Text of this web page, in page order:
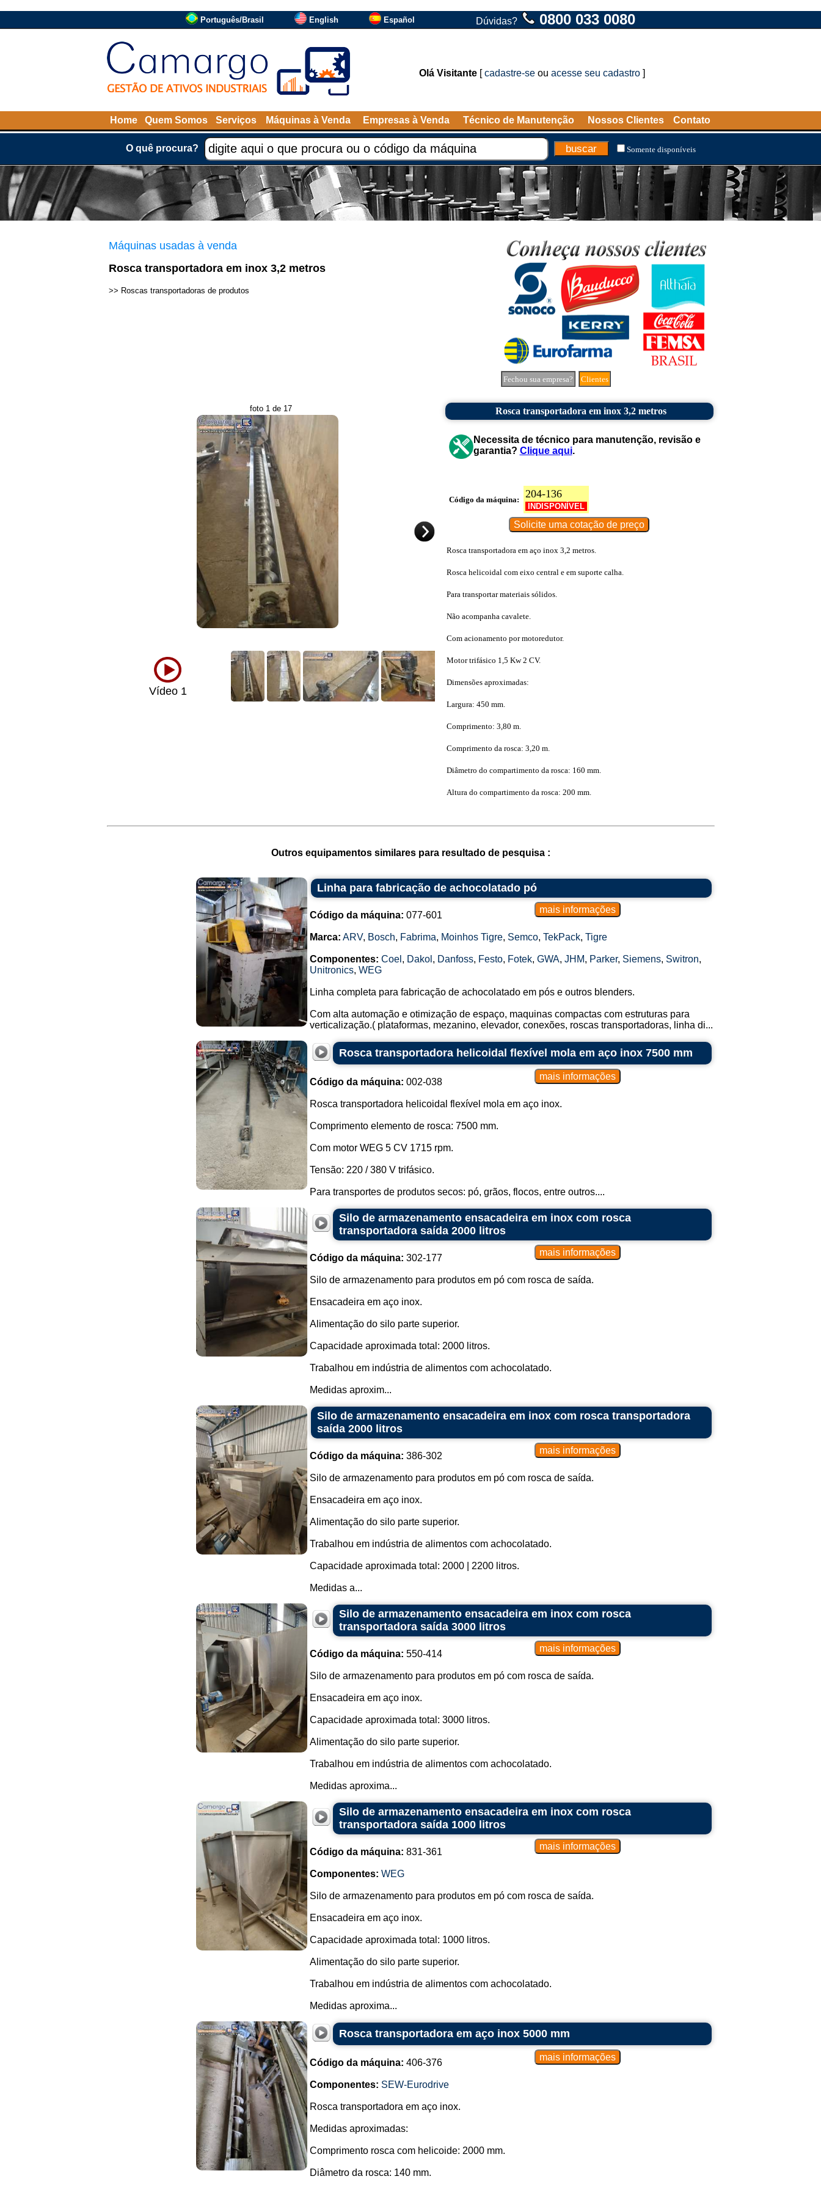
Português/Brasil English Español Dúvidas? 0800 033 0080
Olá Visitante [cadastre-se ou acesse seu cadastro ]
Home Quem Somos Serviços Máquinas à Venda Empresas à Venda Técnico de Manutenção Nossos Clientes Contato
O quê procura? Somente disponíveis
Máquinas usadas à venda
Rosca transportadora em inox 3,2 metros
>> Roscas transportadoras de produtos
Fechou sua empresa? Clientes
foto 1 de 17
Vídeo 1
Rosca transportadora em inox 3,2 metros
Necessita de técnico para manutenção, revisão e
garantia? Clique aqui.
Código da máquina: 204-136
INDISPONÍVEL
Rosca transportadora em aço inox 3,2 metros.
Rosca helicoidal com eixo central e em suporte calha.
Para transportar materiais sólidos.
Não acompanha cavalete.
Com acionamento por motoredutor.
Motor trifásico 1,5 Kw 2 CV.
Dimensões aproximadas:
Largura: 450 mm.
Comprimento: 3,80 m.
Comprimento da rosca: 3,20 m.
Diâmetro do compartimento da rosca: 160 mm.
Altura do compartimento da rosca: 200 mm.
Outros equipamentos similares para resultado de pesquisa :
Linha para fabricação de achocolatado pó
Código da máquina: 077-601
Marca: ARV, Bosch, Fabrima, Moinhos Tigre, Semco, TekPack, Tigre
Componentes: Coel , Dakol , Danfoss, Festo, Fotek, GWA, JHM, Parker, Siemens, Switron,
Unitronics, WEG
Linha completa para fabricação de achocolatado em pós e outros blenders.
Com alta automação e otimização de espaço, maquinas compactas com estruturas para
verticalização.( plataformas, mezanino, elevador, conexões, roscas transportadoras, linha di...
Rosca transportadora helicoidal flexível mola em aço inox 7500 mm
Código da máquina: 002-038
Rosca transportadora helicoidal flexível mola em aço inox.
Comprimento elemento de rosca: 7500 mm.
Com motor WEG 5 CV 1715 rpm.
Tensão: 220 / 380 V trifásico.
Para transportes de produtos secos: pó, grãos, flocos, entre outros....
Silo de armazenamento ensacadeira em inox com rosca
transportadora saída 2000 litros
Código da máquina: 302-177
Silo de armazenamento para produtos em pó com rosca de saída.
Ensacadeira em aço inox.
Alimentação do silo parte superior.
Capacidade aproximada total: 2000 litros.
Trabalhou em indústria de alimentos com achocolatado.
Medidas aproxim...
Silo de armazenamento ensacadeira em inox com rosca transportadora
saída 2000 litros
Código da máquina: 386-302
Silo de armazenamento para produtos em pó com rosca de saída.
Ensacadeira em aço inox.
Alimentação do silo parte superior.
Trabalhou em indústria de alimentos com achocolatado.
Capacidade aproximada total: 2000 | 2200 litros.
Medidas a...
Silo de armazenamento ensacadeira em inox com rosca
transportadora saída 3000 litros
Código da máquina: 550-414
Silo de armazenamento para produtos em pó com rosca de saída.
Ensacadeira em aço inox.
Capacidade aproximada total: 3000 litros.
Alimentação do silo parte superior.
Trabalhou em indústria de alimentos com achocolatado.
Medidas aproxima...
Silo de armazenamento ensacadeira em inox com rosca
transportadora saída 1000 litros
Código da máquina: 831-361
Componentes: WEG
Silo de armazenamento para produtos em pó com rosca de saída.
Ensacadeira em aço inox.
Capacidade aproximada total: 1000 litros.
Alimentação do silo parte superior.
Trabalhou em indústria de alimentos com achocolatado.
Medidas aproxima...
Rosca transportadora em aço inox 5000 mm
Código da máquina: 406-376
Componentes: SEW-Eurodrive
Rosca transportadora em aço inox.
Medidas aproximadas:
Comprimento rosca com helicoide: 2000 mm.
Diâmetro da rosca: 140 mm.